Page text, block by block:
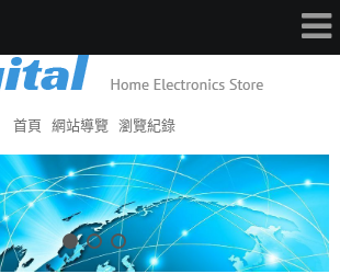
首頁 網站導覽 瀏覽紀錄